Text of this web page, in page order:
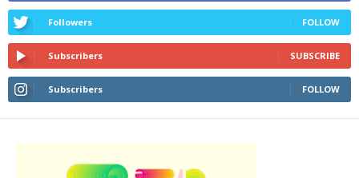
Followers FOLLOW
Subscribers SUBSCRIBE
Subscribers FOLLOW